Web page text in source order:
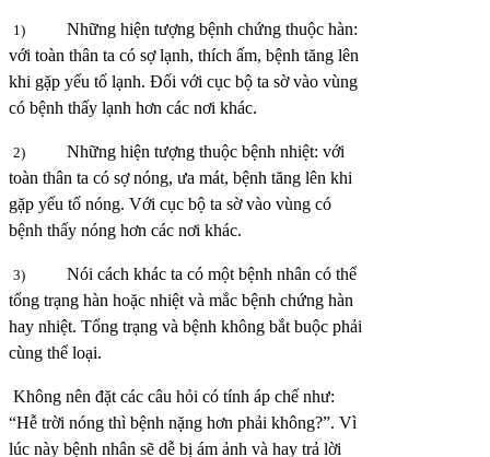
1)
Những hiện tượng bệnh chứng thuộc hàn:
với toàn thân ta có sợ lạnh, thích ấm, bệnh tăng lên
khi gặp yếu tố lạnh. Đối với cục bộ ta sờ vào vùng
có bệnh thấy lạnh hơn các nơi khác.
2)
Những hiện tượng thuộc bệnh nhiệt: với
toàn thân ta có sợ nóng, ưa mát, bệnh tăng lên khi
gặp yếu tố nóng. Với cục bộ ta sờ vào vùng có
bệnh thấy nóng hơn các nơi khác.
3)
Nói cách khác ta có một bệnh nhân có thể
tổng trạng hàn hoặc nhiệt và mắc bệnh chứng hàn
hay nhiệt. Tổng trạng và bệnh không bắt buộc phải
cùng thể loại.
Không nên đặt các câu hỏi có tính áp chế như:
“Hễ trời nóng thì bệnh nặng hơn phải không?”. Vì
lúc này bệnh nhân sẽ dễ bị ám ảnh và hay trả lời